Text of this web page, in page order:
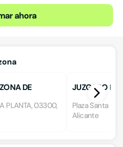
ahora
DE
PLANTA, 03300,
JUZGADO DE
NUMERO 5
Plaza Santa
Alicante